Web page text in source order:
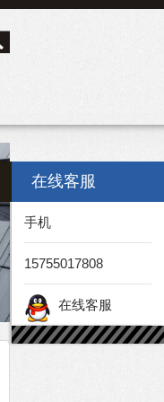
在线客服
手机
15755017808
在线客服